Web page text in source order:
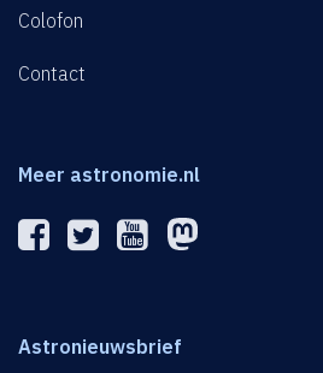
Colofon
Contact
Meer astronomie.nl
Astronieuwsbrief